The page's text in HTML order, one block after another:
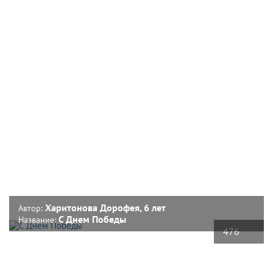
476
Автор: Харитонова Дорофея, 6 лет
Название: С Днем Победы